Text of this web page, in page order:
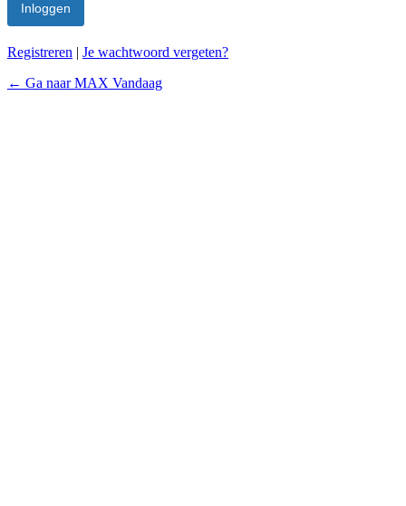
Registreren | Je wachtwoord vergeten?
← Ga naar MAX Vandaag